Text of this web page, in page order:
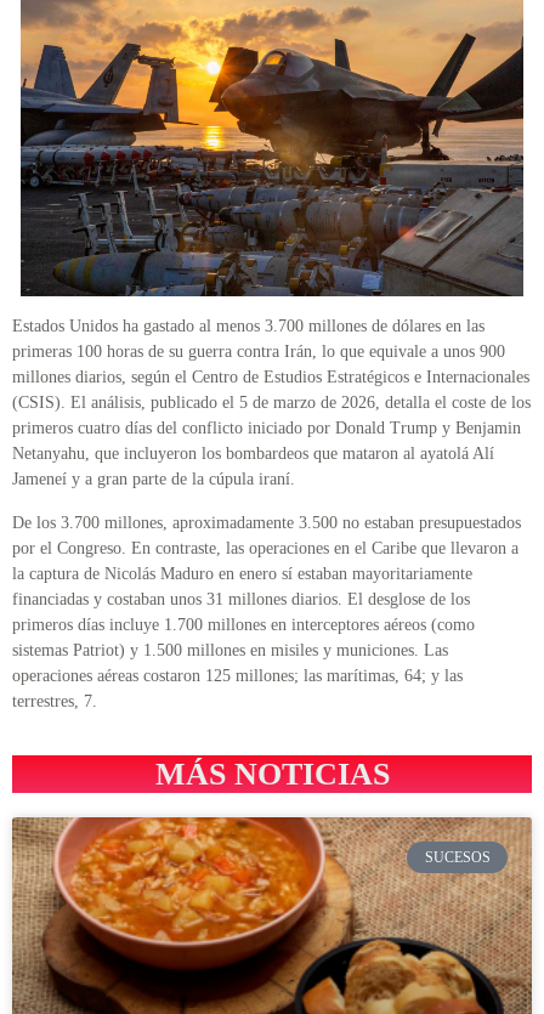
Estados Unidos ha gastado al menos 3.700 millones de dólares en las
primeras 100 horas de su guerra contra Irán, lo que equivale a unos 900
millones diarios, según el Centro de Estudios Estratégicos e Internacionales
(CSIS). El análisis, publicado el 5 de marzo de 2026, detalla el coste de los
primeros cuatro días del conflicto iniciado por Donald Trump y Benjamin
Netanyahu, que incluyeron los bombardeos que mataron al ayatolá Alí
Jameneí y a gran parte de la cúpula iraní.
De los 3.700 millones, aproximadamente 3.500 no estaban presupuestados
por el Congreso. En contraste, las operaciones en el Caribe que llevaron a
la captura de Nicolás Maduro en enero sí estaban mayoritariamente
financiadas y costaban unos 31 millones diarios. El desglose de los
primeros días incluye 1.700 millones en interceptores aéreos (como
sistemas Patriot) y 1.500 millones en misiles y municiones. Las
operaciones aéreas costaron 125 millones; las marítimas, 64; y las
terrestres, 7.
MÁS NOTICIAS
SUCESOS